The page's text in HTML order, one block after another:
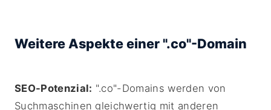
Weitere Aspekte einer ".co"-Domain
SEO-Potenzial: ".co"-Domains werden von
Suchmaschinen gleichwertig mit anderen